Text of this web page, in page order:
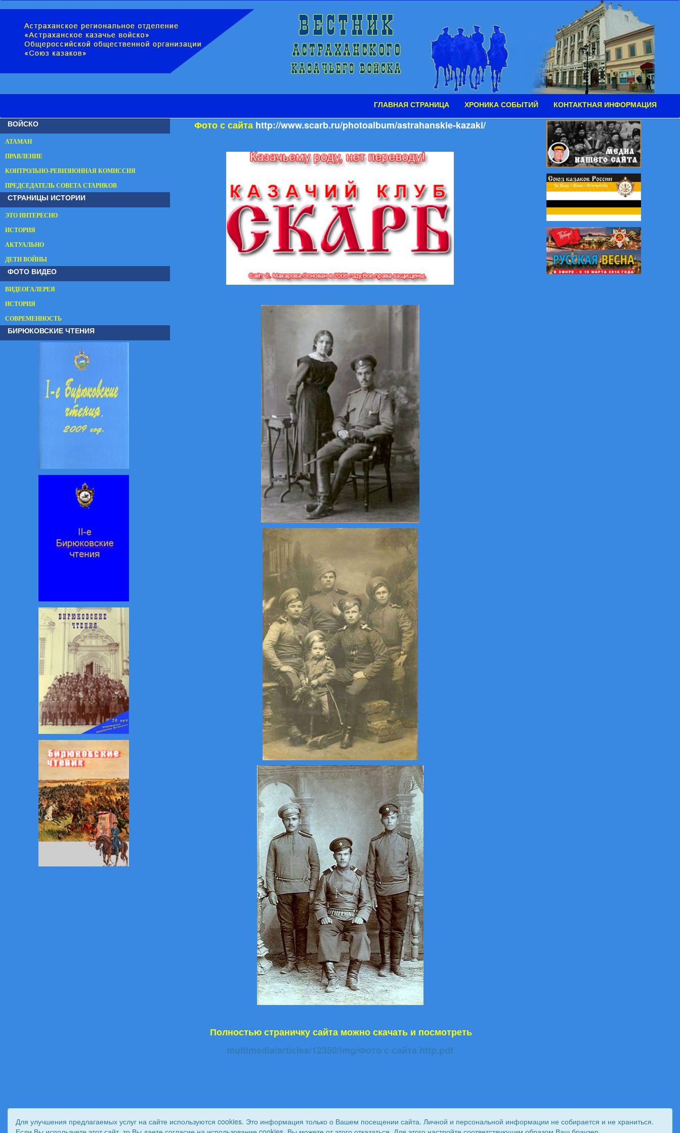
ГЛАВНАЯ СТРАНИЦА ХРОНИКА СОБЫТИЙ КОНТАКТНАЯ ИНФОРМАЦИЯ
ВОЙСКО
АТАМАН
ПРАВЛЕНИЕ
КОНТРОЛЬНО-РЕВИЗИОННАЯ КОМИССИЯ
ПРЕДСЕДАТЕЛЬ СОВЕТА СТАРИКОВ
СТРАНИЦЫ ИСТОРИИ
ЭТО ИНТЕРЕСНО
ИСТОРИЯ
АКТУАЛЬНО
ДЕТИ ВОЙНЫ
ФОТО ВИДЕО
ВИДЕОГАЛЕРЕЯ
ИСТОРИЯ
СОВРЕМЕННОСТЬ
БИРЮКОВСКИЕ ЧТЕНИЯ
Фото с сайта http://www.scarb.ru/photoalbum/astrahanskie-kazaki/
Полностью страничку сайта можно скачать и посмотреть
multimedia/articles/12350/img/Фото с сайта http.pdf
Для улучшения предлагаемых услуг на сайте используются cookies. Это информация только о Вашем посещении сайта. Личной и персональной информации не собирается и не храниться.